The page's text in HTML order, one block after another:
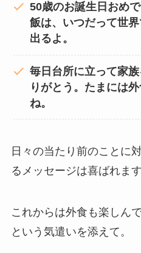
50歳のお誕生日おめ
飯は、いつだって世
出るよ。
毎日台所に立って家
りがとう。たまには
ね。
日々の当たり前のことに
るメッセージは喜ばれます
これからは外食も楽しん
という気遣いを添えて。